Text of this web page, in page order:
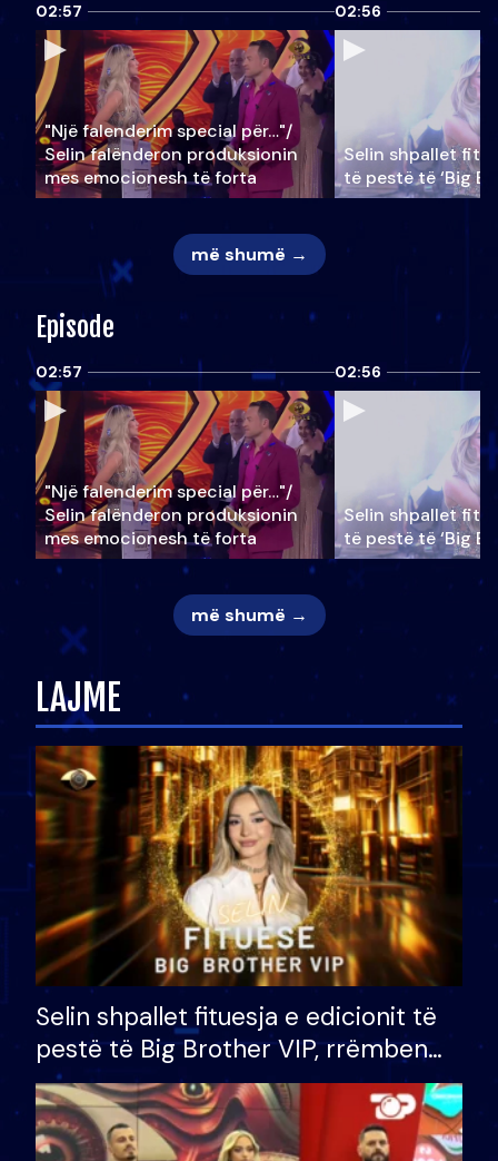
02:57
"Një falenderim special për…"/
Selin falënderon produksionin
mes emocionesh të forta
02:56
Selin shpallet
të pestë të ‘Big
më shumë →
Episode
02:57
"Një falenderim special për…"/
Selin falënderon produksionin
mes emocionesh të forta
02:56
Selin shpallet
të pestë të ‘Big
më shumë →
LAJME
Selin shpallet fituesja e edicionit të
pestë të Big Brother VIP, rrëmben
çmimin e madh prej 100 mijë eurosh